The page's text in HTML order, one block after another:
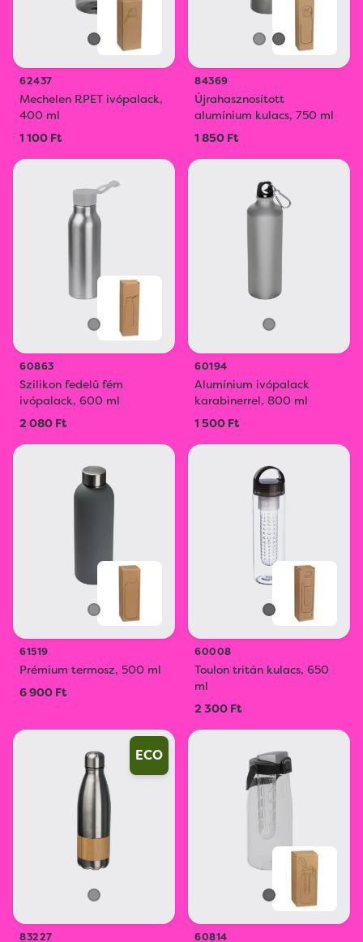
62437
Mechelen RPET ivópalack,
400 ml
1 100 Ft
84369
Újrahasznosított
alumínium kulacs, 750 ml
1 850 Ft
60863
Szilikon fedelű fém
ivópalack, 600 ml
2 080 Ft
60194
Alumínium ivópalack
karabinerrel, 800 ml
1 500 Ft
61519
Prémium termosz, 500 ml
6 900 Ft
60008
Toulon tritán kulacs, 650
ml
2 300 Ft
ECO
83227 60814